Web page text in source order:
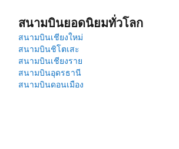
สนามบินยอดนิยมทั่วโลก
สนามบินเชียงใหม่
สนามบินชิโตเสะ
สนามบินเชียงราย
สนามบินอุดรธานี
สนามบินดอนเมือง